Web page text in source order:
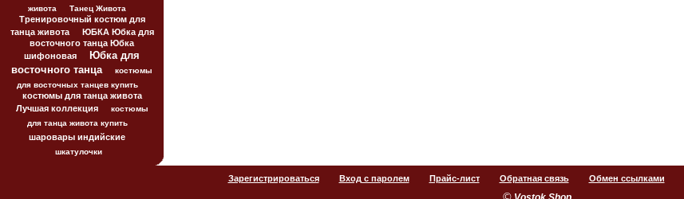
живота
Танец Живота
Тренировочный костюм для
танца живота
ЮБКА Юбка для
восточного танца Юбка
шифоновая
Юбка для
восточного танца
костюмы
для восточных танцев купить
костюмы для танца живота
Лучшая коллекция
костюмы
для танца живота купить
шаровары индийские
шкатулочки
Зарегистрироваться Вход с паролем Прайс-лист Обратная связь Обмен ссылками